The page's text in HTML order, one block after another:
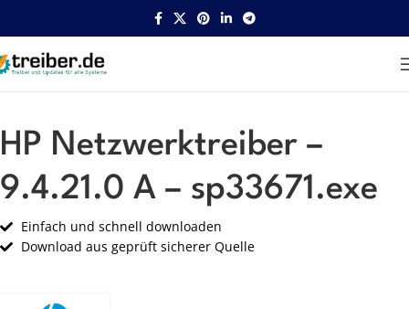
Startseite HP Netzwerk
HP Netzwerktreiber –
9.4.21.0 A – sp33671.exe
Einfach und schnell downloaden
Download aus geprüft sicherer Quelle